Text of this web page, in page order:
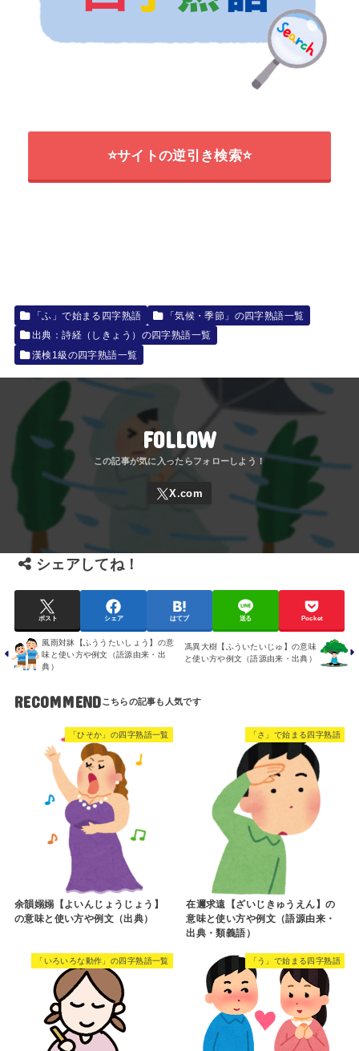
⭐サイトの逆引き検索⭐
「ふ」で始まる四字熟語
「気候・季節」の四字熟語一覧
出典：詩経（しきょう）の四字熟語一覧
漢検1級の四字熟語一覧
FOLLOW
シェアしてね！
ポスト シェア はてブ 送る Pocket
風雨対牀【ふううたいしょう】の意
味と使い方や例文（語源由来・出
典）
馮異大樹【ふういたいじゅ】の意味
と使い方や例文（語源由来・出典）
RECOMMEND
「ひそか」の四字熟語一覧
余韻嫋嫋【よいんじょうじょう】
の意味と使い方や例文（出典）
「さ」で始まる四字熟語
在邇求遠【ざいじきゅうえん】の
意味と使い方や例文（語源由来・
出典・類義語）
「いろいろな動作」の四字熟語一覧 「う」で始まる四字熟語